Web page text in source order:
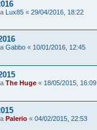
Lux85 « 29/04/2016, 18:22
Gabbo « 10/01/2016, 12:45
The Huge « 18/05/2015, 16:09
Palerio « 04/02/2015, 22:53